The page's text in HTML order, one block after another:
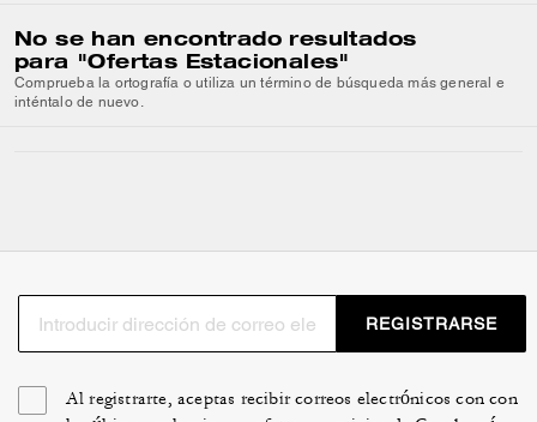
No se han encontrado resultados
para "Ofertas Estacionales"
Comprueba la ortografía o utiliza un término de búsqueda más general e
inténtalo de nuevo.
REGISTRARSE
Al registrarte, aceptas recibir correos electrónicos con con